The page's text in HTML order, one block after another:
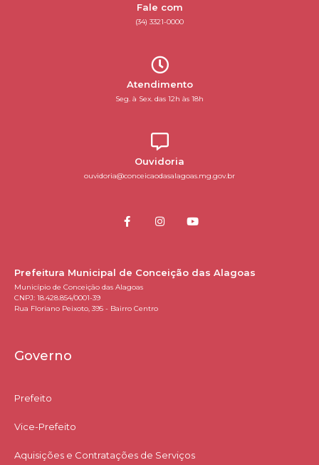
Fale com
(34) 3321-0000
Atendimento
Seg. à Sex. das 12h às 18h
Ouvidoria
ouvidoria@conceicaodasalagoas.mg.gov.br
Prefeitura Municipal de Conceição das Alagoas
Município de Conceição das Alagoas
CNPJ: 18.428.854/0001-39
Rua Floriano Peixoto, 395 - Bairro Centro
Governo
Prefeito
Vice-Prefeito
Aquisições e Contratações de Serviços​